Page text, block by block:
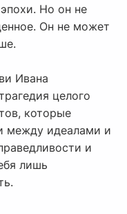
Но он не
Он не может
Ивана
целого
которые
между идеалами и
и
лишь